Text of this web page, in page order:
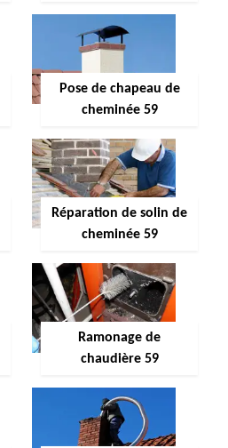
Pose de chapeau de
cheminée 59
Réparation de solin de
cheminée 59
Ramonage de
chaudière 59